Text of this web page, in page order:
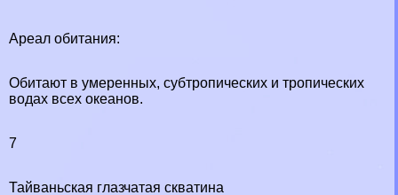
Ареал обитания:
Обитают в умеренных, субтропических и тропических
водах всех океанов.
7
Тайваньская глазчатая скватина